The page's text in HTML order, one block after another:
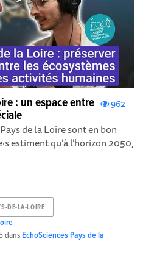
962
: un espace entre
de la Loire sont en bon
estiment qu’à l’horizon 2050,
DE-LA-LOIRE
dansEchoSciences Pays de la